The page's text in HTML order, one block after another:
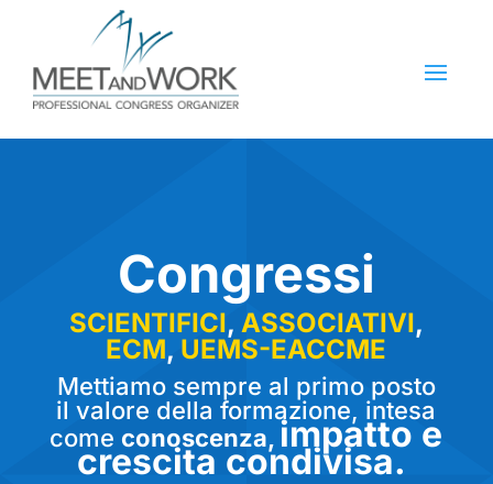
Congressi
SCIENTIFICI, ASSOCIATIVI,
ECM, UEMS-EACCME
Mettiamo sempre al primo posto
il valore della formazione, intesa
come conoscenza, impatto e
crescita condivisa.